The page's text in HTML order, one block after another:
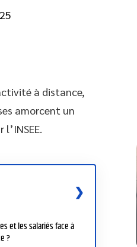
à distance,
amorcent un
et les salariés face à
?